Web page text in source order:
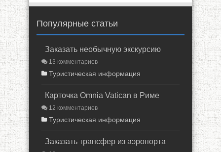
Популярные статьи
Заказать необычную экскурсию
13 комментариев
Туристическая информация
Карточка Omnia Vatican в Риме
12 комментариев
Туристическая информация
Заказать трансфер из аэропорта